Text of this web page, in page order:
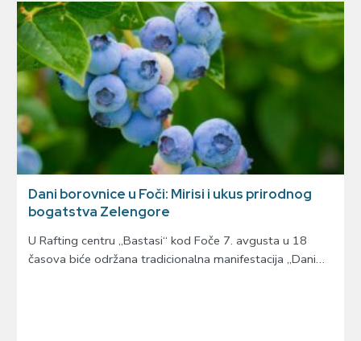
Dani borovnice u Foči: Mirisi i ukus prirodnog
bogatstva Zelengore
U Rafting centru „Bastasi“ kod Foče 7. avgusta u 18
časova biće održana tradicionalna manifestacija „Dani…